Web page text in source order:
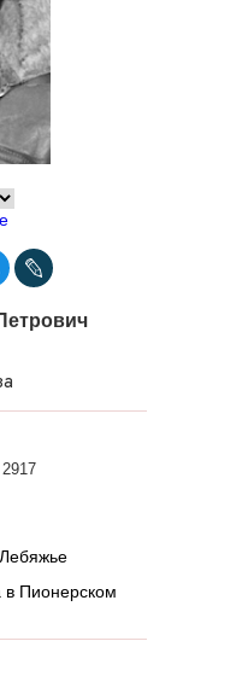
в Пионерском